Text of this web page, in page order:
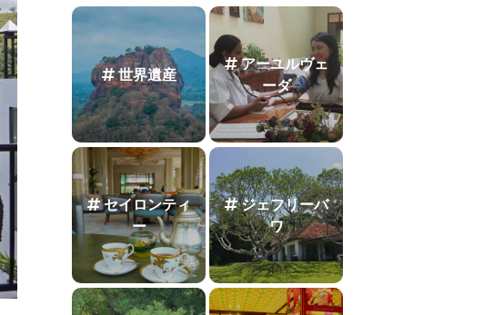
世界遺産
アーユルヴェ
ーダ
セイロンティ
ー
ジェフリーバ
ワ